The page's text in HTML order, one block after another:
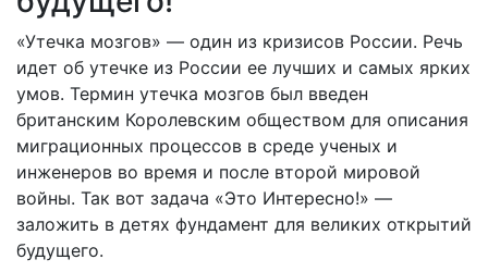
«Утечка мозгов» — один из кризисов России. Речь
идет об утечке из России ее лучших и самых ярких
умов. Термин утечка мозгов был введен
британским Королевским обществом для описания
миграционных процессов в среде ученых и
инженеров во время и после второй мировой
войны. Так вот задача «Это Интересно!» —
заложить в детях фундамент для великих открытий
будущего.